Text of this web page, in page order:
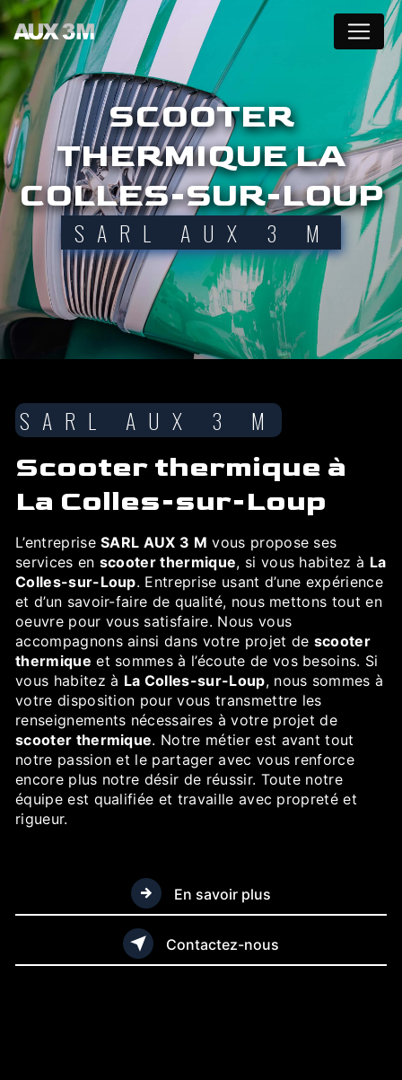
SCOOTER
THERMIQUE LA
COLLES-SUR-LOUP
SARL AUX 3 M
SARL AUX 3 M
scooter thermique à
La Colles-sur-Loup
L’entrepriseSARL AUX 3 M vous propose ses
services en scooter thermique, si vous habitez à La
Colles-sur-Loup. Entreprise usant d’une expérience
et d’un savoir-faire de qualité, nous mettons tout en
oeuvre pour vous satisfaire. Nous vous
accompagnons ainsi dans votre projet de scooter
thermique et sommes à l’écoute de vos besoins. Si
vous habitez à La Colles-sur-Loup, nous sommes à
votre disposition pour vous transmettre les
renseignements nécessaires à votre projet de
scooter thermique. Notre métier est avant tout
notre passion et le partager avec vous renforce
encore plus notre désir de réussir. Toute notre
équipe est qualifiée et travaille avec propreté et
rigueur.
En savoir plus
Contactez-nous
Panneau de gestion des cookies